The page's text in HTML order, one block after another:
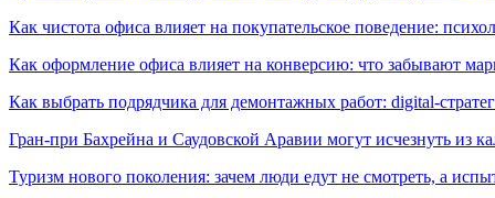
Как чистота офиса влияет на покупательское поведение:
Как оформление офиса влияет на конверсию: что забывают
Как выбрать подрядчика для демонтажных работ: digital-
Гран-при Бахрейна и Саудовской Аравии могут исчезнуть из
Туризм нового поколения: зачем люди едут не смотреть, а